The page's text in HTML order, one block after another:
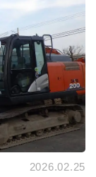
2026.02.25